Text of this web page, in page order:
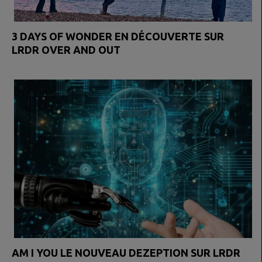
3 DAYS OF WONDER EN DÉCOUVERTE SUR
LRDR OVER AND OUT
AM I YOU LE NOUVEAU DEZEPTION SUR LRDR